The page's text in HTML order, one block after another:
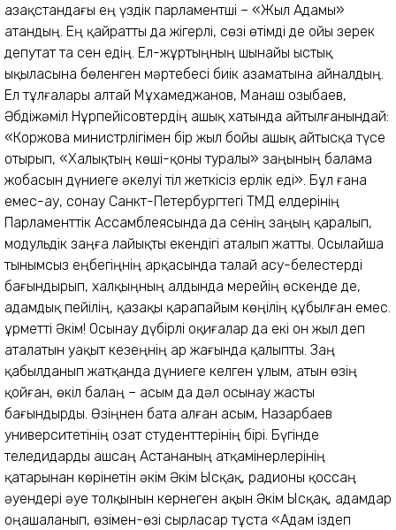
Қазақстандағы ең үздік парламентші – «Жыл Адамы»
атандың. Ең қайратты да жігерлі, сөзі өтімді де ойы зерек
депутат та сен едің. Ел-жұртыңның шынайы ыстық
ықыласына бөленген мәртебесі биік азаматына айналдың.
Ел тұлғалары Қалтай Мұхамеджанов, Манаш Қозыбаев,
Әбдіжәміл Нұрпейісовтердің ашық хатында айтылғанындай:
«Коржова министрлігімен бір жыл бойы ашық айтысқа түсе
отырып, «Халықтың көші-қоны туралы» заңының балама
жобасын дүниеге әкелуі тіл жеткісіз ерлік еді». Бұл ғана
емес-ау, сонау Санкт-Петербургтегі ТМД елдерінің
Парламенттік Ассамблеясында да сенің заңың қаралып,
модульдік заңға лайықты екендігі аталып жатты. Осылайша
тынымсыз еңбегіңнің арқасында талай асу-белестерді
бағындырып, халқыңның алдында мерейің өскенде де,
адамдық пейілің, қазақы қарапайым көңілің құбылған емес.
Құрметті Әкім! Осынау дүбірлі оқиғалар да екі он жыл деп
аталатын уақыт кезеңнің ар жағында қалыпты. Заң
қабылданып жатқанда дүниеге келген ұлым, атын өзің
қойған, өкіл балаң – Қасым да дәл осынау жасты
бағындырды. Өзіңнен бата алған Қасым, Назарбаев
университетінің озат студенттерінің бірі. Бүгінде
теледидарды ашсаң Астананың атқамінерлерінің
қатарынан көрінетін әкім Әкім Ысқақ, радионы қоссаң
әуендері әуе толқынын кернеген ақын Әкім Ысқақ, адамдар
оңашаланып, өзімен-өзі сырласар тұста «Адам іздеп